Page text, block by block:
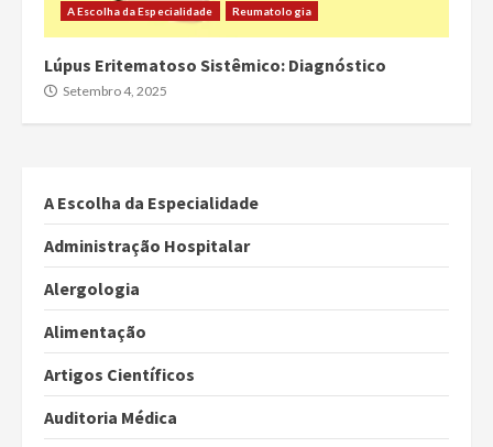
A Escolha da Especialidade Reumatologia
Lúpus Eritematoso Sistêmico: Diagnóstico
Setembro 4, 2025
A Escolha da Especialidade
Administração Hospitalar
Alergologia
Alimentação
Artigos Científicos
Auditoria Médica